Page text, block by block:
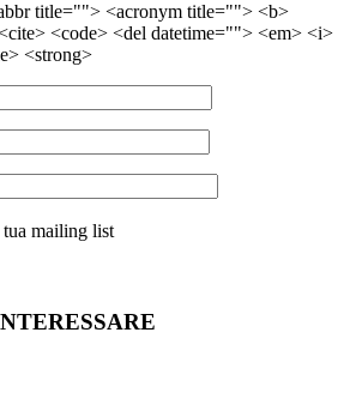
title=""> <acronym title=""> <b>
<code> <del datetime=""> <em> <i>
<strong>
mailing list